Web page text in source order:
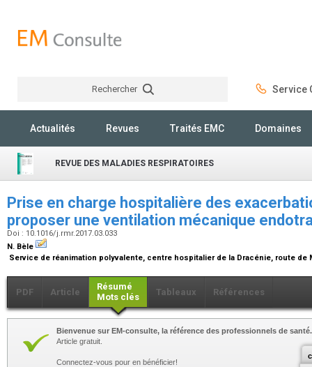
Rechercher Service
Actualités Revues Traités EMC Domaines
REVUE DES MALADIES RESPIRATOIRES
Prise en charge hospitalière des
proposer une ventilation mécanique
Doi : 10.1016/j.rmr.2017.03.033
N. Bèle
Service de réanimation polyvalente, centre hospitalier de la Dracénie, route de
PDF Article
Résumé
Mots clés
Tableaux Références
Bienvenue sur EM-consulte, la référence des professionnels de santé.
Article gratuit.
Connectez-vous pour en bénéficier!